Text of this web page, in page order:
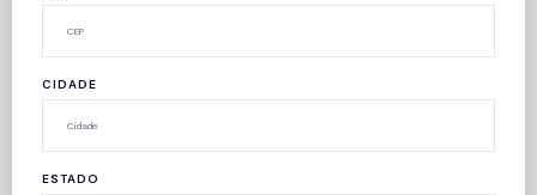
CIDADE
ESTADO